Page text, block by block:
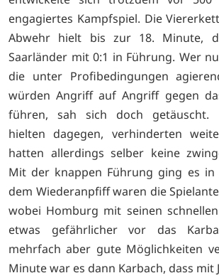
engagiertes Kampfspiel. Die
Abwehr hielt bis zur 18. Minute,
Saarländer mit 0:1 in Führung. Wer
die unter Profibedingungen
würden Angriff auf Angriff gegen
führen, sah sich doch getäuscht.
hielten dagegen, verhinderten
hatten allerdings selber keine
Mit der knappen Führung ging es in
dem Wiederanpfiff waren die
wobei Homburg mit seinen
etwas gefährlicher vor das
mehrfach aber gute Möglichkeiten
Minute war es dann Karbach, dass mit